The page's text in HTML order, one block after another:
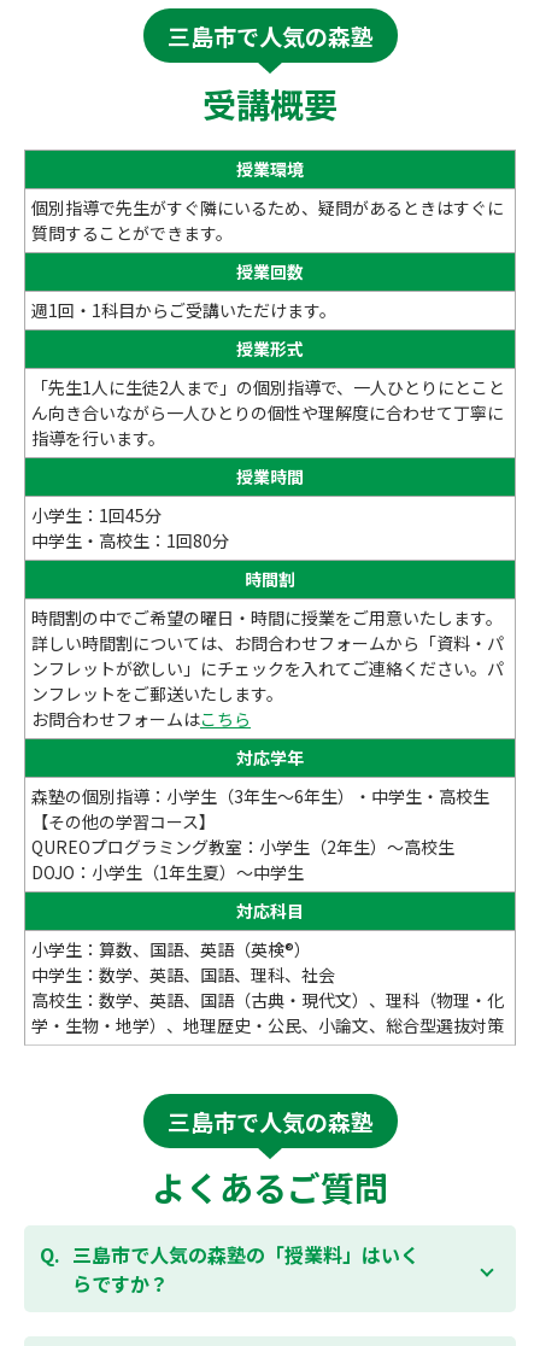
三島市で人気の森塾
受講概要
授業環境
個別指導で先生がすぐ隣にいるため、疑問があるときはすぐに
質問することができます。
授業回数
週1回・1科目からご受講いただけます。
授業形式
「先生1人に生徒2人まで」の個別指導で、一人ひとりにとこと
ん向き合いながら一人ひとりの個性や理解度に合わせて丁寧に
指導を行います。
授業時間
小学生：1回45分
中学生・高校生：1回80分
時間割
時間割の中でご希望の曜日・時間に授業をご用意いたします。
詳しい時間割については、お問合わせフォームから「資料・パ
ンフレットが欲しい」にチェックを入れてご連絡ください。パ
ンフレットをご郵送いたします。
お問合わせフォームはこちら
対応学年
森塾の個別指導：小学生（3年生～6年生）・中学生・高校生
【その他の学習コース】
QUREOプログラミング教室：小学生（2年生）～高校生
DOJO：小学生（1年生夏）～中学生
対応科目
小学生：算数、国語、英語（英検®）
中学生：数学、英語、国語、理科、社会
高校生：数学、英語、国語（古典・現代文）、理科（物理・化
学・生物・地学）、地理歴史・公民、小論文、総合型選抜対策
三島市で人気の森塾
よくあるご質問
三島市で人気の森塾の「授業料」はいく
らですか？
お子様の学年やご状況、校舎によって変わります。森